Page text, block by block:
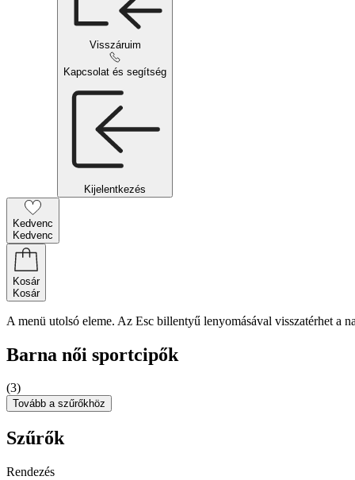
Visszáruim
Kapcsolat és segítség
Kijelentkezés
Kedvenc
Kedvenc
Kosár
Kosár
A menü utolsó eleme. Az Esc billentyű lenyomásával visszatérhet a
Barna női sportcipők
(3)
Tovább a szűrőkhöz
Szűrők
Rendezés